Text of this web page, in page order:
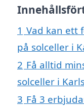
1 Vad kan ett
på solceller i
2 Få alltid
solceller i
3 Få 3